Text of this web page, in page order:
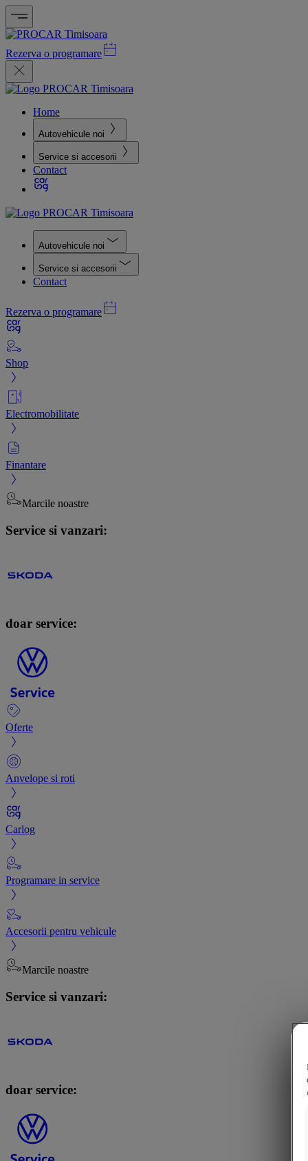
Rezerva o programare
Home
Autovehicule noi
Service si accesorii
Contact
Autovehicule noi
Service si accesorii
Contact
Rezerva o programare
Shop
Electromobilitate
Finantare
Marcile noastre
Service si vanzari:
doar service:
Oferte
Anvelope si roti
Carlog
Programare in service
Accesorii pentru vehicule
Marcile noastre
Service si vanzari:
doar service: